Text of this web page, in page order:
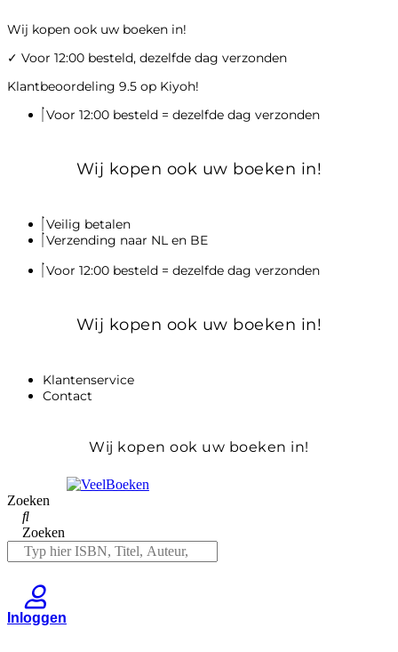
naar
inhoud
Wij kopen ook uw boeken in!
✓ Voor 12:00 besteld, dezelfde dag verzonden
Klantbeoordeling 9.5 op Kiyoh!
Voor 12:00 besteld = dezelfde dag verzonden
Wij kopen ook uw boeken in!
Veilig betalen
Verzending naar NL en BE
Voor 12:00 besteld = dezelfde dag verzonden
Wij kopen ook uw boeken in!
Klantenservice
Contact
Wij kopen ook uw boeken in!
Zoeken
Zoeken
Inloggen